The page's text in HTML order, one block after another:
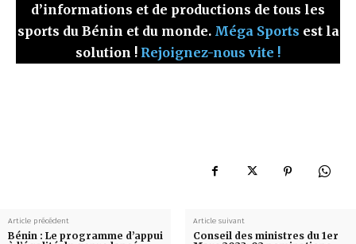
d’informations et de productions de tous les
sports du Bénin et du monde. Méga Sports est la
solution ! Rejoignez-nous vite !
Article précédent
Bénin : Le programme d’appui
Article suivant
Conseil des ministres du 1er